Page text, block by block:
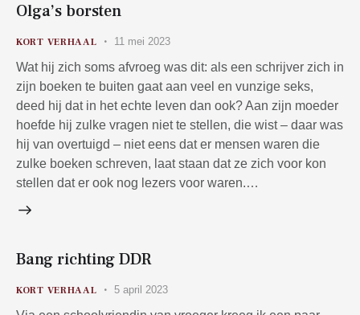
Olga’s borsten
KORT VERHAAL 11 mei 2023
Wat hij zich soms afvroeg was dit: als een schrijver zich in
zijn boeken te buiten gaat aan veel en vunzige seks,
deed hij dat in het echte leven dan ook? Aan zijn moeder
hoefde hij zulke vragen niet te stellen, die wist – daar was
hij van overtuigd – niet eens dat er mensen waren die
zulke boeken schreven, laat staan dat ze zich voor kon
stellen dat er ook nog lezers voor waren.…
Bang richting DDR
KORT VERHAAL 5 april 2023